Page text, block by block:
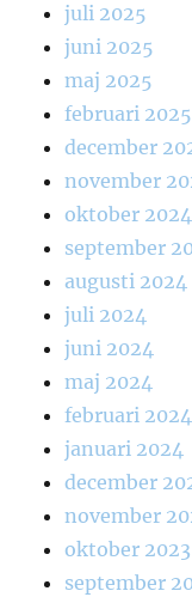
juli 2025
juni 2025
maj 2025
februari 2025
december
november
oktober 2024
september
augusti 2024
juli 2024
juni 2024
maj 2024
februari 2024
januari 2024
december
november
oktober 2023
september